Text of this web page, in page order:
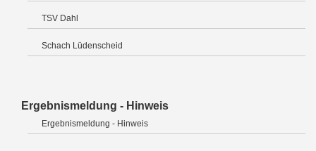
TSV Dahl
Schach Lüdenscheid
Ergebnismeldung - Hinweis
Ergebnismeldung - Hinweis